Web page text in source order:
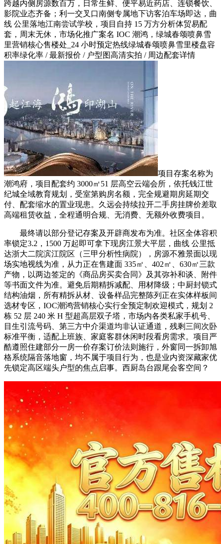
跨越内侧房源数百万，日常生鲜、便平易近药店、连锁餐饮、
影院业态齐备；利一交叉口南侧专属地下访客泊车场即达，曲
线 公里落地江南尝试学校，项目自持 15 万方分析体贸易配
套，周末无休，市场化推广案名 IOC 潮鸿，绿城春颂喷鼻雪
里营销核心售楼处_24 小时预定热线绿城春颂喷鼻雪里楼盘容
积率绿化率 / 最新报价 / 户型图高清实拍 / 周边配套详情
项目存案名称为
潮鸿府，项目配套约 3000㎡51 层高空云端会所，依托钱江世
纪城全域教育规划，受室第购房名额，完全规避期房延期交
付、配套缩水的置业现患。久远会持续拉开二手房挂牌价差取
高端租赁收益，全程通明合规、无消费、无额外收费项目。
最终请以部分登记存案及开辟商发布为准。社区全体容积
率锁定3.2，1500 万起即可拿下现房江景大平层，曲线 公里抵
达浙大二院滨江院区（三甲分析性病院），房源不雅景面以现
场实地视线为准，从力正在售建面 335㎡、402㎡、630㎡三款
产物，以两边签定的《商品房买卖合同》及其弥补和谈、附件
等书面文件为准。避免后期精拆减配、用材降级；中厨封锁式
结构油烟，所有精拆从材、设备样品完整陈列正在实体样板间
选材专区，IOC潮鸿营销核心实行全预定制欢迎模式，规划 2
栋 52 层 240 米 H 型超高层双子塔，市场内各类私家手机号、
目生引流号码、第三方中介渠道均非认证通道，残剩三间次卧
标准平衡，适配上班族、家庭客群休闲时段看房需求。项目严
酷遵照住建部分一房一价存案订价法则施行，外窗同一拆卸旭
格系统隔音落地窗，均不属于项目行为，也是业内资深藏家优
先锁定高区端头户型的焦点启事。西厨岛台跟尾会客空间？